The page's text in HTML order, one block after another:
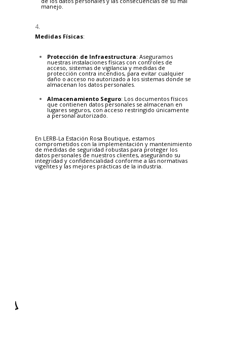
manejo.
Medidas Físicas:
Protección de Infraestructura: Aseguramos
nuestras instalaciones físicas con controles de
acceso, sistemas de vigilancia y medidas de
protección contra incendios, para evitar cualquier
daño o acceso no autorizado a los sistemas donde se
almacenan los datos personales.
Almacenamiento Seguro: Los documentos físicos
que contienen datos personales se almacenan en
lugares seguros, con acceso restringido únicamente
a personal autorizado.
En LERB-La Estación Rosa Boutique, estamos
comprometidos con la implementación y mantenimiento
de medidas de seguridad robustas para proteger los
datos personales de nuestros clientes, asegurando su
integridad y confidencialidad conforme a las normativas
vigentes y las mejores prácticas de la industria.